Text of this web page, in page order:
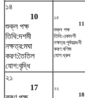
১৪
10
শুক্ল পক্ষ
তিথি:দশমী
নক্ষত্র:মঘা
করণ:তৈতিল
যোগ:বৃদ্ধি
১৫
11
শুক্ল পক্ষ
তিথি:একাদশী
নক্ষত্র:পূর্বফাল্গুনী
করণ:বণিজ
যোগ:ধ্রুব
২১
17
২২
18